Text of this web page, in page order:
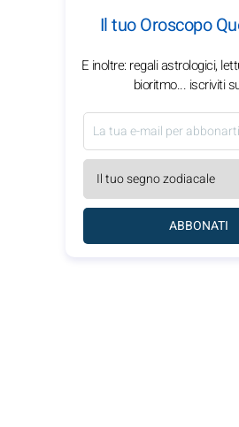
Il tuo Oroscopo
E inoltre: regali astrologici,
bioritmo... iscriviti
ABBONATI